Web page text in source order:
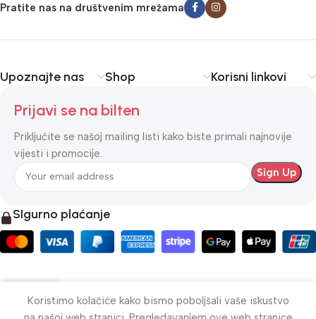
Pratite nas na društvenim mrežama
Upoznajte nas Shop Korisni linkovi
Prijavi se na bilten
Priključite se našoj mailing listi kako biste primali najnovije
vijesti i promocije.
SIgurno plaćanje
Koristimo kolačiće kako bismo poboljšali vaše iskustvo